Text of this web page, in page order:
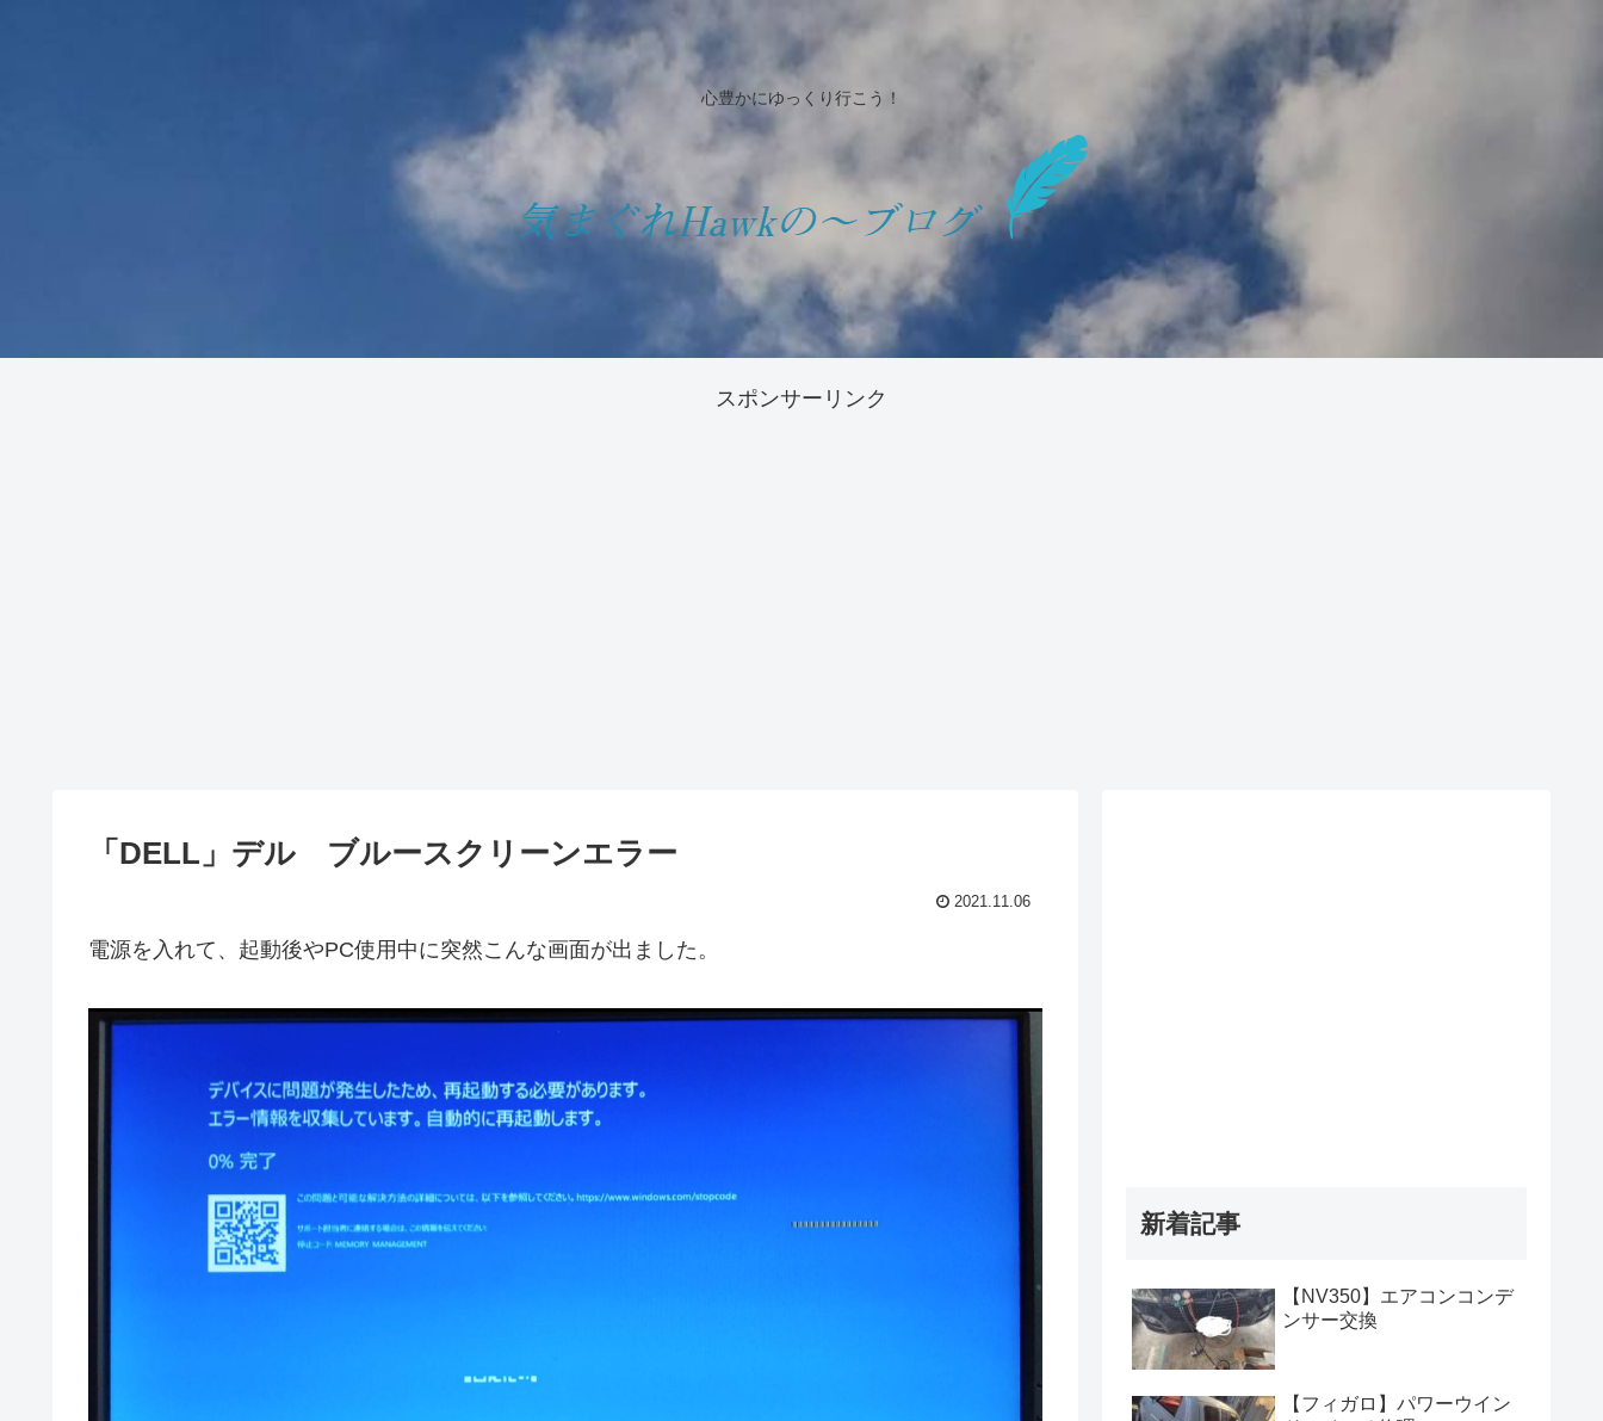
心豊かにゆっくり行こう！
スポンサーリンク
「DELL」デル ブルースクリーンエラー
2021.11.06
電源を入れて、起動後やPC使用中に突然こんな画面が出ました。
新着記事
【NV350】エアコンコンデ
ンサー交換
【フィガロ】パワーウイン